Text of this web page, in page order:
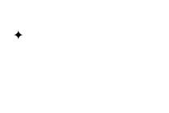
✦